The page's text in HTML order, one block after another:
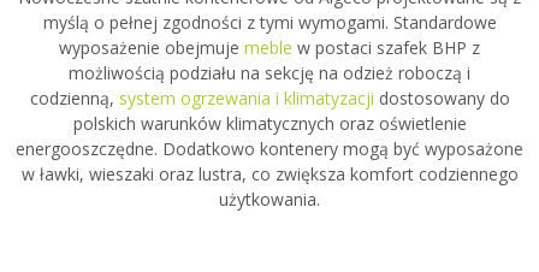
myślą o pełnej zgodności z tymi wymogami. Standardowe
wyposażenie obejmuje meble w postaci szafek BHP z
możliwością podziału na sekcję na odzież roboczą i
codzienną, system ogrzewania i klimatyzacji dostosowany do
polskich warunków klimatycznych oraz oświetlenie
energooszczędne. Dodatkowo kontenery mogą być wyposażone
w ławki, wieszaki oraz lustra, co zwiększa komfort codziennego
użytkowania.